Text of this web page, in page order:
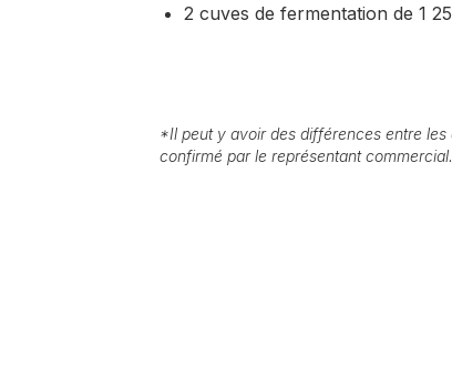
2 cuves de fermentation de 1
*Il peut y avoir des différences entre
confirmé par le représentant commercial.